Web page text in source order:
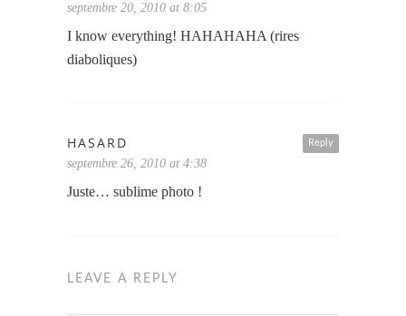
septembre 20, 2010 at 8:05
I know everything! HAHAHAHA (rires
diaboliques)
Reply
HASARD
septembre 26, 2010 at 4:38
Juste… sublime photo !
LEAVE A REPLY